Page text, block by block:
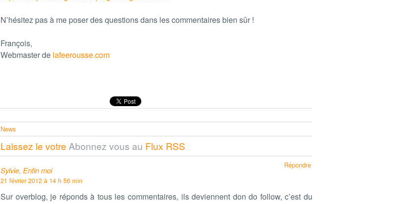
N’hésitez pas à me poser des questions dans les commentaires bien sûr !
François,
Webmaster de lafeerousse.com
News
Laissez le votre Abonnez vous au Flux RSS
Sylvie, Enfin moi
21 février 2012 à 14 h 56 min
Sur overblog, je réponds à tous les commentaires, ils deviennent don do follow, c’est du
Répondre